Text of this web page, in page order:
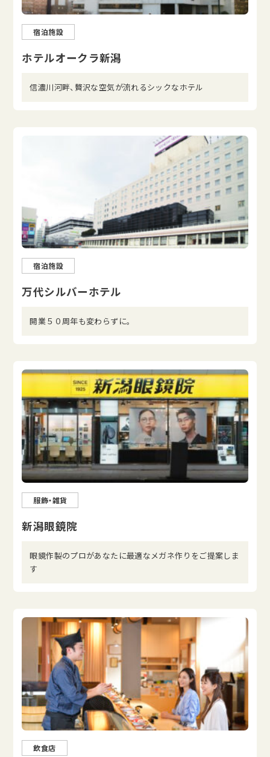
宿泊施設
ホテルオークラ新潟
信濃川河畔、贅沢な空気が流れるシックなホテル
宿泊施設
万代シルバーホテル
開業５０周年も変わらずに。
服飾・雑貨
新潟眼鏡院
眼鏡作製のプロがあなたに最適なメガネ作りをご提案しま
す
飲食店